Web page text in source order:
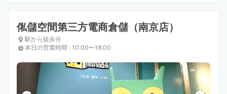
俬儲空間第三方電商倉儲（南京店）
駅から徒歩分
本日の営業時間 : 10:00〜18:00